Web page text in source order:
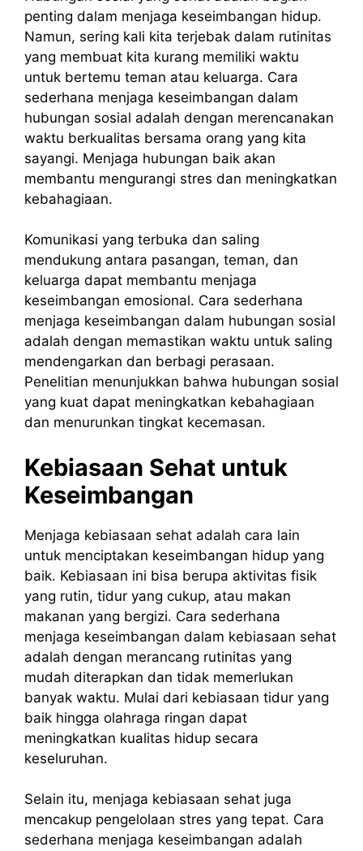
penting dalam menjaga keseimbangan hidup.
Namun, sering kali kita terjebak dalam rutinitas
yang membuat kita kurang memiliki waktu
untuk bertemu teman atau keluarga. Cara
sederhana menjaga keseimbangan dalam
hubungan sosial adalah dengan merencanakan
waktu berkualitas bersama orang yang kita
sayangi. Menjaga hubungan baik akan
membantu mengurangi stres dan meningkatkan
kebahagiaan.
Komunikasi yang terbuka dan saling
mendukung antara pasangan, teman, dan
keluarga dapat membantu menjaga
keseimbangan emosional. Cara sederhana
menjaga keseimbangan dalam hubungan sosial
adalah dengan memastikan waktu untuk saling
mendengarkan dan berbagi perasaan.
Penelitian menunjukkan bahwa hubungan sosial
yang kuat dapat meningkatkan kebahagiaan
dan menurunkan tingkat kecemasan.
Kebiasaan Sehat untuk
Keseimbangan
Menjaga kebiasaan sehat adalah cara lain
untuk menciptakan keseimbangan hidup yang
baik. Kebiasaan ini bisa berupa aktivitas fisik
yang rutin, tidur yang cukup, atau makan
makanan yang bergizi. Cara sederhana
menjaga keseimbangan dalam kebiasaan sehat
adalah dengan merancang rutinitas yang
mudah diterapkan dan tidak memerlukan
banyak waktu. Mulai dari kebiasaan tidur yang
baik hingga olahraga ringan dapat
meningkatkan kualitas hidup secara
keseluruhan.
Selain itu, menjaga kebiasaan sehat juga
mencakup pengelolaan stres yang tepat. Cara
sederhana menjaga keseimbangan adalah